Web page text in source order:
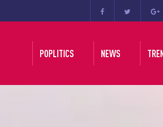
POPLITICS NEWS